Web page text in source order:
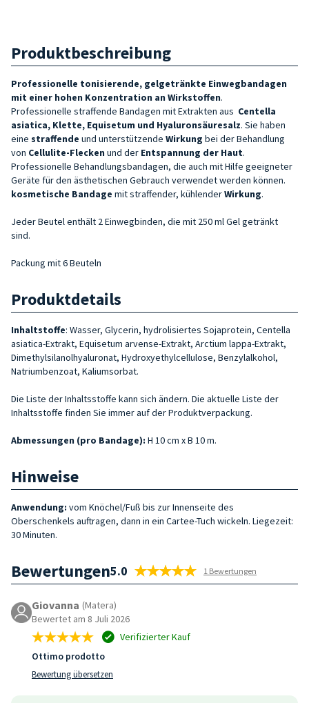
Produktbeschreibung
Professionelle tonisierende, gelgetränkte Einwegbandagen
mit einer hohen Konzentration an Wirkstoffen.
Professionelle straffende Bandagen mit Extrakten aus Centella
asiatica, Klette, Equisetum und Hyaluronsäuresalz. Sie haben
eine straffende und unterstützende Wirkung bei der Behandlung
von Cellulite-Flecken und der Entspannung der Haut.
Professionelle Behandlungsbandagen, die auch mit Hilfe geeigneter
Geräte für den ästhetischen Gebrauch verwendet werden können.
kosmetische Bandage mit straffender, kühlenderWirkung.
Jeder Beutel enthält 2 Einwegbinden, die mit 250 ml Gel getränkt
sind.
Packung mit 6 Beuteln
Produktdetails
Inhaltstoffe: Wasser, Glycerin, hydrolisiertes Sojaprotein, Centella
asiatica-Extrakt, Equisetum arvense-Extrakt, Arctium lappa-Extrakt,
Dimethylsilanolhyaluronat, Hydroxyethylcellulose, Benzylalkohol,
Natriumbenzoat, Kaliumsorbat.
Die Liste der Inhaltsstoffe kann sich ändern. Die aktuelle Liste der
Inhaltsstoffe finden Sie immer auf der Produktverpackung.
Abmessungen (pro Bandage): H 10 cm x B 10 m.
Hinweise
Anwendung: vom Knöchel/Fuß bis zur Innenseite des
Oberschenkels auftragen, dann in ein Cartee-Tuch wickeln. Liegezeit:
30 Minuten.
Bewertungen5.0 1 Bewertungen
Giovanna (Matera)
Bewertet am 8 Juli 2026
Verifizierter Kauf
Ottimo prodotto
Bewertung übersetzen